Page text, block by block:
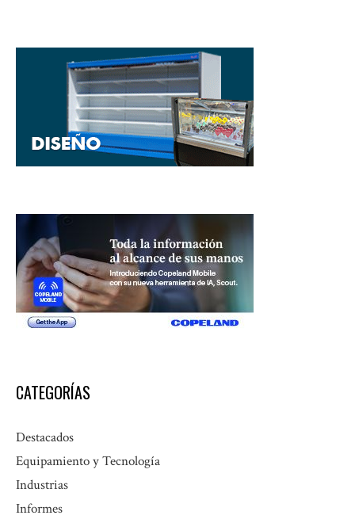
CATEGORÍAS
Destacados
Equipamiento y Tecnología
Industrias
Informes